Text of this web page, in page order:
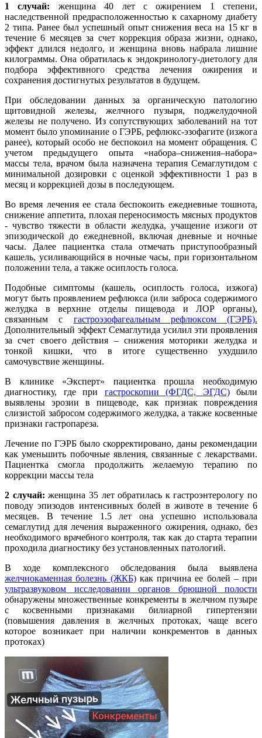
1 случай: женщина 40 лет с ожирением 1 степени,
наследственной предрасположенностью к сахарному диабету
2 типа. Ранее был успешный опыт снижения веса на 15 кг в
течение 6 месяцев за счет коррекция образа жизни, однако,
эффект длился недолго, и женщина вновь набрала лишние
килограммы. Она обратилась к эндокринологу-диетологу для
подбора эффективного средства лечения ожирения и
сохранения достигнутых результатов в будущем.
При обследовании данных за органическую патологию
щитовидной железы, желчного пузыря, поджелудочной
железы не получено. Из сопутствующих заболеваний на тот
момент было упоминание о ГЭРБ, рефлюкс-эзофагите (изжога
ранее), который особо не беспокоил на момент обращения. С
учетом предыдущего опыта «набора–снижения–набора»
массы тела, врачом была назначена терапия Семаглутидом с
минимальной дозировки с оценкой эффективности 1 раз в
месяц и коррекцией дозы в последующем.
Во время лечения ее стала беспокоить ежедневные тошнота,
снижение аппетита, плохая переносимость мясных продуктов
- чувство тяжести в области желудка, учащение изжоги от
эпизодической до ежедневной, включая дневные и ночные
часы. Далее пациентка стала отмечать приступообразный
кашель, усиливающийся в ночные часы, при горизонтальном
положении тела, а также осиплость голоса.
Подобные симптомы (кашель, осиплость голоса, изжога)
могут быть проявлением рефлюкса (или заброса содержимого
желудка в верхние отделы пищевода и ЛОР органы),
связанным с гастроэзофагеальным рефлюксом (ГЭРБ).
Дополнительный эффект Семаглутида усилил эти проявления
за счет своего действия – снижения моторики желудка и
тонкой кишки, что в итоге существенно ухудшило
самочувствие женщины.
В клинике «Эксперт» пациентка прошла необходимую
диагностику, где при гастроскопии (ФГДС, ЭГДС)были
выявлены эрозии в пищеводе, как признак повреждения
слизистой забросом содержимого желудка, а также косвенные
признаки гастропареза.
Лечение по ГЭРБ было скорректировано, даны рекомендации
как уменьшить побочные явления, связанные с лекарствами.
Пациентка смогла продолжить желаемую терапию по
коррекции массы тела
2 случай: женщина 35 лет обратилась к гастроэнтерологу по
поводу эпизодов интенсивных болей в животе в течение 6
месяцев. В течение 1.5 лет она успешно использовала
семаглутид для лечения выраженного ожирения, однако, без
необходимого врачебного контроля, так как до старта терапии
проходила диагностику без установленных патологий.
В ходе комплексного обследования была выявлена
желчнокаменная болезнь (ЖКБ)как причина ее болей – при
ультразвуковом исследовании органов брюшной полости
обнаружены множественные конкременты в желчном пузыре
с косвенными признаками билиарной гипертензии
(повышения давления в желчных протоках, чаще всего
которое возникает при наличии конкрементов в данных
протоках)